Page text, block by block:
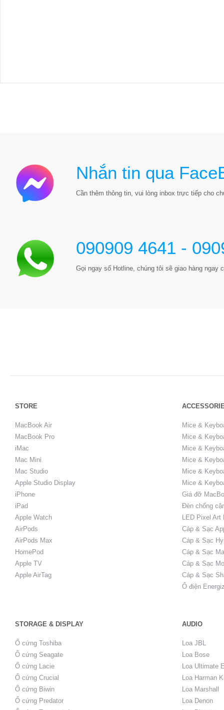
Nhắn tin qua
Cần thêm thông tin, vui lòng inbox trực tiếp cho
090909 4641 -
Gọi ngay số Hotline, chúng tôi sẽ giao hàng ngay
STORE
MacBook Air
MacBook Pro
iMac
Mac Mini
Mac Studio
Apple Studio Display
iPhone
iPad
Apple Watch
AirPods
AirPods Max
HomePod
Apple TV
Apple AirTag
Mice &
Mice &
Mice &
Mice &
Mice &
Mice &
Giá đỡ
Đèn chống
LED Pixel Art
Cáp & Sạc
Cáp & Sạc
Cáp & Sạc
Cáp & Sạc
Cáp & Sạc
Ổ điện
STORAGE & DISPLAY AUDIO
Ổ cứng Toshiba
Ổ cứng Seagate
Ổ cứng Lacie
Ổ cứng Crucial
Ổ cứng Biwin
Ổ cứng Predator
Loa JBL
Loa Bose
Loa Ultimate
Loa Harman
Loa Marshall
Loa Denon